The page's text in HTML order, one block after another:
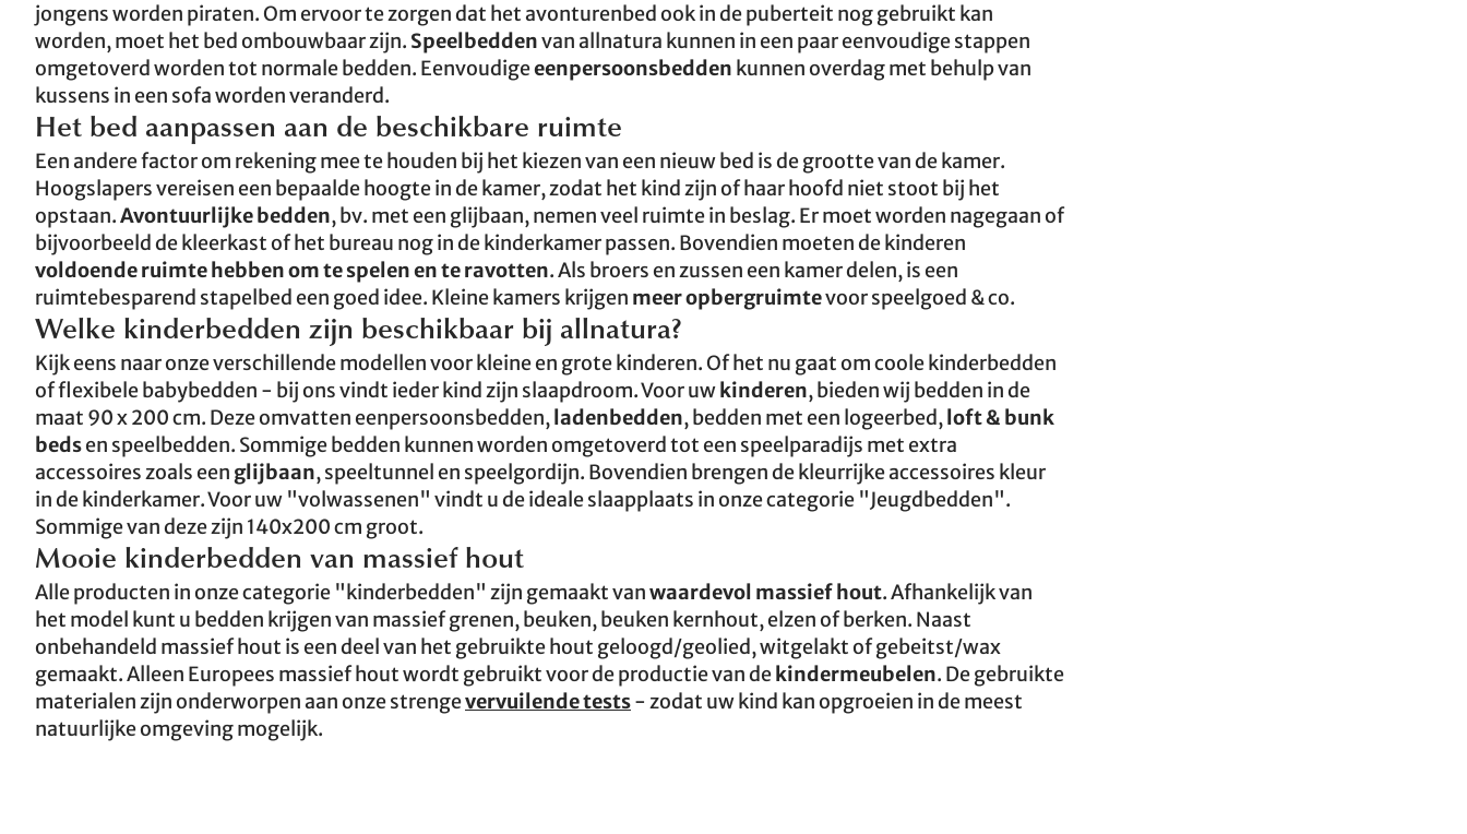
jongens worden piraten. Om ervoor te zorgen dat het avonturenbed ook in de puberteit nog gebruikt kan
worden, moet het bed ombouwbaar zijn. Speelbeddenvan allnatura kunnen in een paar eenvoudige stappen
omgetoverd worden tot normale bedden. Eenvoudigeeenpersoonsbedden kunnen overdag met behulp van
kussens in een sofa worden veranderd.
Het bed aanpassen aan de beschikbare ruimte
Een andere factor om rekening mee te houden bij het kiezen van een nieuw bed is de grootte van de kamer.
Hoogslapers vereisen een bepaalde hoogte in de kamer, zodat het kind zijn of haar hoofd niet stoot bij het
opstaan.Avontuurlijke bedden, bv. met een glijbaan, nemen veel ruimte in beslag. Er moet worden nagegaan of
bijvoorbeeld de kleerkast of het bureau nog in de kinderkamer passen. Bovendien moeten de kinderen
voldoende ruimte hebben om te spelen en te ravotten. Als broers en zussen een kamer delen, is een
ruimtebesparend stapelbed een goed idee. Kleine kamers krijgen meer opbergruimtevoor speelgoed & co.
Welke kinderbedden zijn beschikbaar bij allnatura?
Kijk eens naar onze verschillende modellen voor kleine en grote kinderen. Of het nu gaat om coole kinderbedden
of flexibele babybedden - bij ons vindt ieder kind zijn slaapdroom. Voor uwkinderen, bieden wij bedden in de
maat 90 x 200 cm. Deze omvatten eenpersoonsbedden,ladenbedden, bedden met een logeerbed,loft & bunk
bedsen speelbedden. Sommige bedden kunnen worden omgetoverd tot een speelparadijs met extra
accessoires zoals een glijbaan, speeltunnel en speelgordijn. Bovendien brengen de kleurrijke accessoires kleur
in de kinderkamer. Voor uw "volwassenen" vindt u de ideale slaapplaats in onze categorie "Jeugdbedden".
Sommige van deze zijn 140x200 cm groot.
Mooie kinderbedden van massief hout
Alle producten in onze categorie "kinderbedden" zijn gemaakt vanwaardevol massief hout. Afhankelijk van
het model kunt u bedden krijgen van massief grenen, beuken, beuken kernhout, elzen of berken. Naast
onbehandeld massief hout is een deel van het gebruikte hout geloogd/geolied, witgelakt of gebeitst/wax
gemaakt. Alleen Europees massief hout wordt gebruikt voor de productie van dekindermeubelen. De gebruikte
materialen zijn onderworpen aan onze strengevervuilende tests- zodat uw kind kan opgroeien in de meest
natuurlijke omgeving mogelijk.